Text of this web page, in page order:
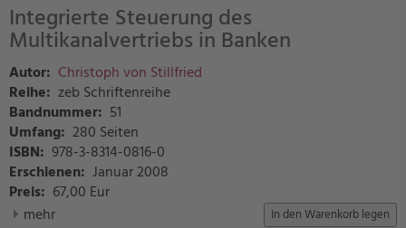
Integrierte Steuerung des
Multikanalvertriebs in Banken
Autor: Christoph von Stillfried
Reihe: zeb Schriftenreihe
Bandnummer: 51
Umfang: 280 Seiten
ISBN: 978-3-8314-0816-0
Erschienen: Januar 2008
Preis: 67,00 Eur
mehr